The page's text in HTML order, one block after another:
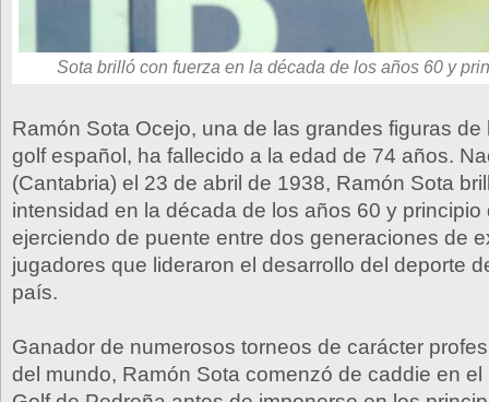
Sota brilló con fuerza en la década de los años 60 y
Ramón Sota Ocejo, una de las grandes figuras de
golf español, ha fallecido a la edad de 74 años.
(Cantabria) el 23 de abril de 1938, Ramón Sota
intensidad en la década de los años 60 y principio
ejerciendo de puente entre dos generaciones de
jugadores que lideraron el desarrollo del deporte
país.
Ganador de numerosos torneos de carácter
del mundo, Ramón Sota comenzó de caddie en el